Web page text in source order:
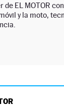
de EL MOTOR
y la moto,